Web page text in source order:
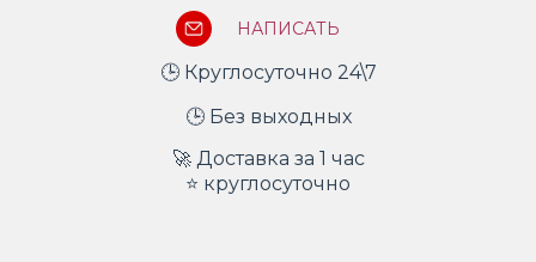
НАПИСАТЬ
🕒 Круглосуточно 24\7
🕒 Без выходных
🚀 Доставка за 1 час
⭐ круглосуточно